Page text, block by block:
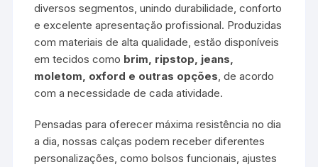
diversos segmentos, unindo durabilidade, conforto
e excelente apresentação profissional. Produzidas
com materiais de alta qualidade, estão disponíveis
em tecidos como brim, ripstop, jeans,
moletom, oxford e outras opções , de acordo
com a necessidade de cada atividade.
Pensadas para oferecer máxima resistência no dia
a dia, nossas calças podem receber diferentes
personalizações, como bolsos funcionais, ajustes